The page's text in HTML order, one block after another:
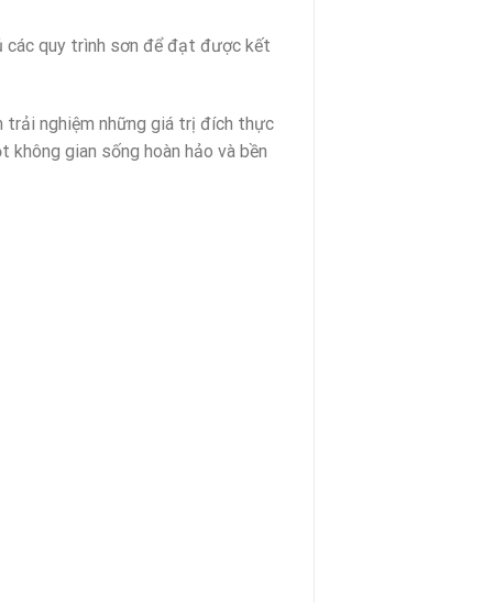
các quy trình sơn để đạt được kết
trải nghiệm những giá trị đích thực
gian sống hoàn hảo và bền